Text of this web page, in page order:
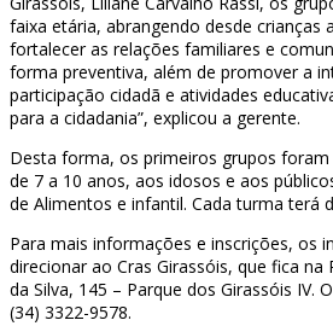
faixa etária, abrangendo desde crianças
fortalecer as relações familiares e
forma preventiva, além de promover a
participação cidadã e atividades
para a cidadania”, explicou a gerente.
Desta forma, os primeiros grupos foram
de 7 a 10 anos, aos idosos e aos
de Alimentos e infantil. Cada turma terá
Para mais informações e inscrições, os
direcionar ao Cras Girassóis, que fica na
da Silva, 145 – Parque dos Girassóis IV.
(34) 3322-9578.